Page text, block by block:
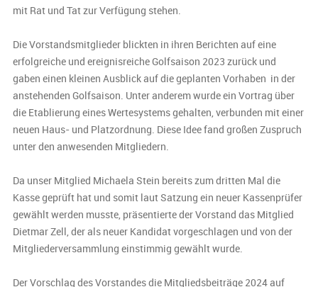
mit Rat und Tat zur Verfügung stehen.
Die Vorstandsmitglieder blickten in ihren Berichten auf eine
erfolgreiche und ereignisreiche Golfsaison 2023 zurück und
gaben einen kleinen Ausblick auf die geplanten Vorhaben in der
anstehenden Golfsaison. Unter anderem wurde ein Vortrag über
die Etablierung eines Wertesystems gehalten, verbunden mit einer
neuen Haus- und Platzordnung. Diese Idee fand großen Zuspruch
unter den anwesenden Mitgliedern.
Da unser Mitglied Michaela Stein bereits zum dritten Mal die
Kasse geprüft hat und somit laut Satzung ein neuer Kassenprüfer
gewählt werden musste, präsentierte der Vorstand das Mitglied
Dietmar Zell, der als neuer Kandidat vorgeschlagen und von der
Mitgliederversammlung einstimmig gewählt wurde.
Der Vorschlag des Vorstandes die Mitgliedsbeiträge 2024 auf